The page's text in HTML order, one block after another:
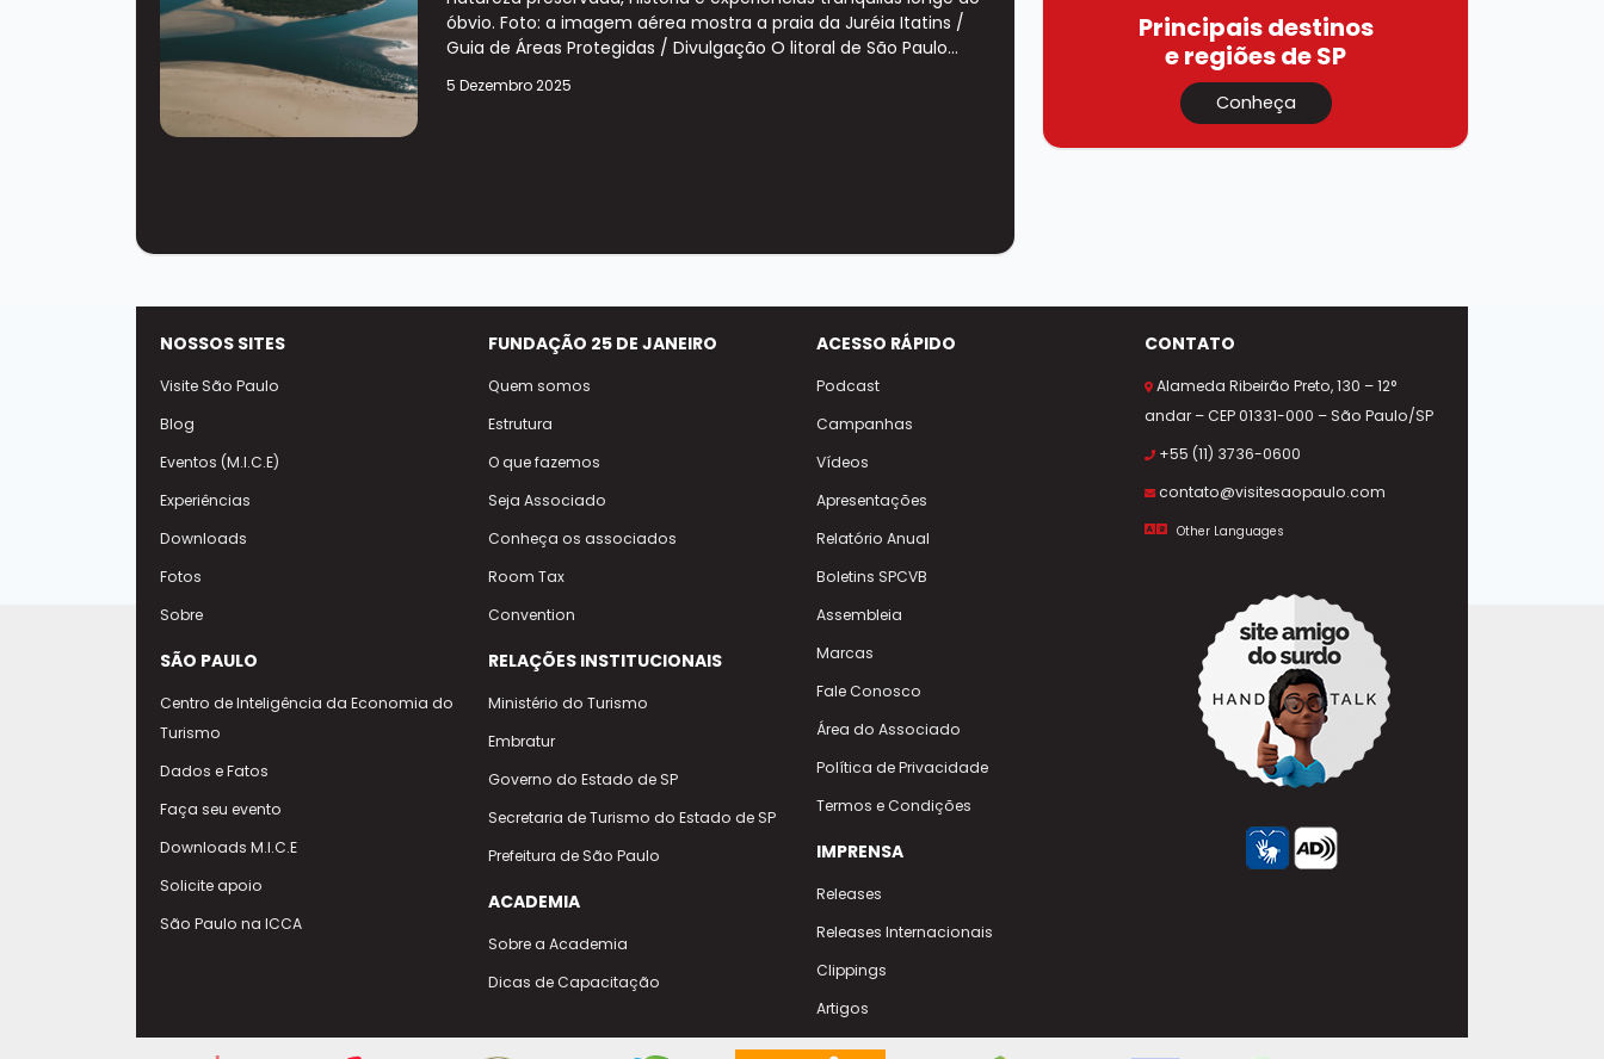
óbvio. Foto: a imagem aérea mostra a praia da Juréia Itatins /
Guia de Áreas Protegidas / Divulgação O litoral de São Paulo...
5 Dezembro 2025
Principais destinos
e regiões de SP
Conheça
NOSSOS SITES
Visite São Paulo
Blog
Eventos (M.I.C.E)
Experiências
Downloads
Fotos
Sobre
SÃO PAULO
Centro de Inteligência da Economia do
Turismo
Dados e Fatos
Faça seu evento
Downloads M.I.C.E
Solicite apoio
São Paulo na ICCA
FUNDAÇÃO 25 DE JANEIRO
Quem somos
Estrutura
O que fazemos
Seja Associado
Conheça os associados
Room Tax
Convention
RELAÇÕES INSTITUCIONAIS
Ministério do Turismo
Embratur
Governo do Estado de SP
Secretaria de Turismo do Estado de SP
Prefeitura de São Paulo
ACADEMIA
Sobre a Academia
Dicas de Capacitação
ACESSO RÁPIDO
Podcast
Campanhas
Vídeos
Apresentações
Relatório Anual
Boletins SPCVB
Assembleia
Marcas
Fale Conosco
Área do Associado
Política de Privacidade
Termos e Condições
IMPRENSA
Releases
Releases Internacionais
Clippings
Artigos
CONTATO
Alameda Ribeirão Preto, 130 – 12°
andar – CEP 01331-000 – São Paulo/SP
+55 (11) 3736-0600
contato@visitesaopaulo.com
Other Languages